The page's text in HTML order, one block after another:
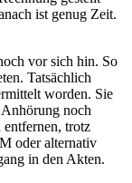
ist genug Zeit.
vor sich hin. So
Tatsächlich
worden. Sie
noch
trotz
oder alternativ
in den Akten.